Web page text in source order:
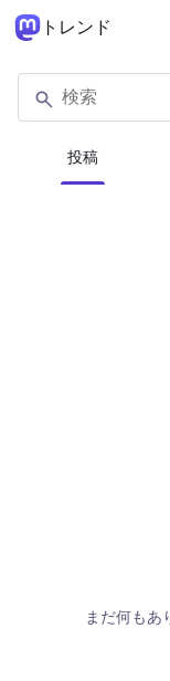
トレンド
投稿
まだ何もあ